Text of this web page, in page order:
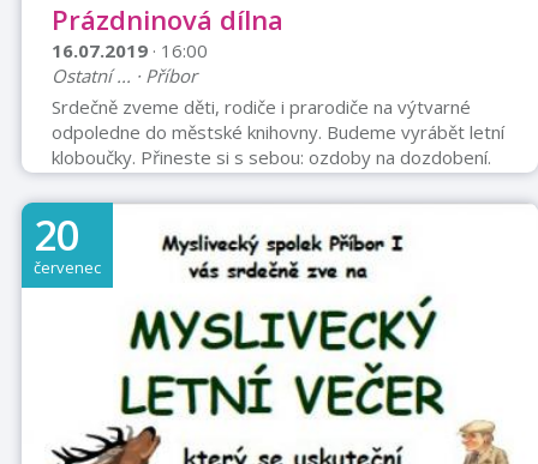
Prázdninová dílna
16.07.2019 · 16:00
Ostatní ... · Příbor
Srdečně zveme děti, rodiče i prarodiče na výtvarné
odpoledne do městské knihovny. Budeme vyrábět letní
kloboučky. Přineste si s sebou: ozdoby na dozdobení.
20
červenec